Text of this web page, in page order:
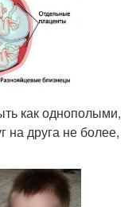
как однополыми,
на друга не более,